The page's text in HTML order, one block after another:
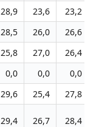
28,9 23,6 23,2
28,5 26,0 26,6
25,8 27,0 26,4
0,0 0,0
0,0
29,6 25,4 27,8
29,4 26,7 28,4